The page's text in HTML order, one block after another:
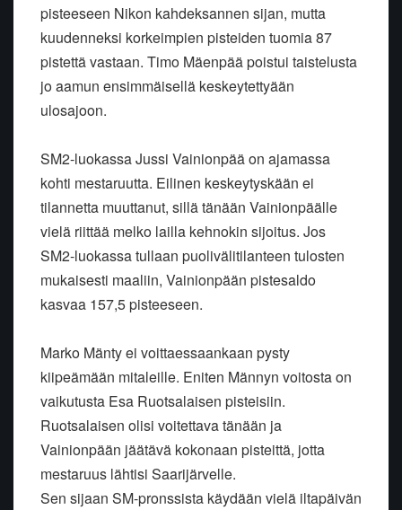
pisteeseen Nikon kahdeksannen sijan, mutta
kuudenneksi korkeimpien pisteiden tuomia 87
pistettä vastaan. Timo Mäenpää poistui taistelusta
jo aamun ensimmäisellä keskeytettyään
ulosajoon.
SM2-luokassa Jussi Vainionpää on ajamassa
kohti mestaruutta. Eilinen keskeytyskään ei
tilannetta muuttanut, sillä tänään Vainionpäälle
vielä riittää melko lailla kehnokin sijoitus. Jos
SM2-luokassa tullaan puolivälitilanteen tulosten
mukaisesti maaliin, Vainionpään pistesaldo
kasvaa 157,5 pisteeseen.
Marko Mänty ei voittaessaankaan pysty
kiipeämään mitaleille. Eniten Männyn voitosta on
vaikutusta Esa Ruotsalaisen pisteisiin.
Ruotsalaisen olisi voitettava tänään ja
Vainionpään jäätävä kokonaan pisteittä, jotta
mestaruus lähtisi Saarijärvelle.
Sen sijaan SM-pronssista käydään vielä iltapäivän